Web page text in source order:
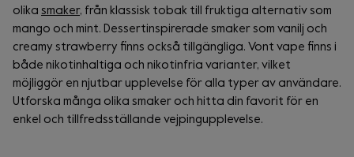
olika smaker, från klassisk tobak till fruktiga alternativ som
mango och mint. Dessertinspirerade smaker som vanilj och
creamy strawberry finns också tillgängliga. Vont vape finns i
både nikotinhaltiga och nikotinfria varianter, vilket
möjliggör en njutbar upplevelse för alla typer av användare.
Utforska många olika smaker och hitta din favorit för en
enkel och tillfredsställande vejpingupplevelse.